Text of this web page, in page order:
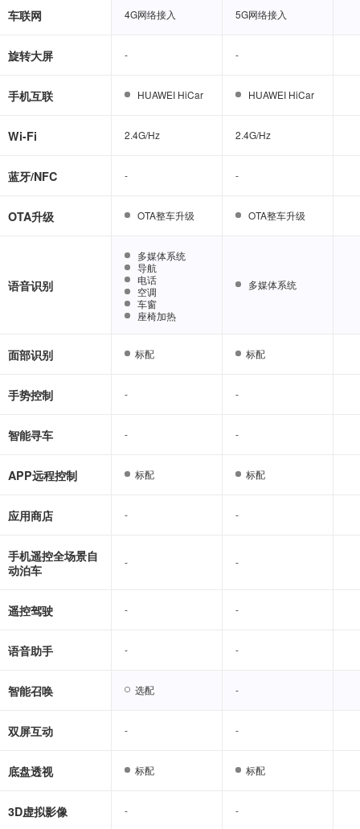
车联网 4G网络接入 5G网络接入
旋转大屏 - -
手机互联 HUAWEI HiCar HUAWEI HiCar
Wi-Fi 2.4G/Hz 2.4G/Hz
蓝牙/NFC - -
OTA升级 OTA整车升级 OTA整车升级
语音识别
多媒体系统
导航
电话
空调
车窗
座椅加热
多媒体系统
面部识别 标配 标配
手势控制 - -
智能寻车 - -
APP远程控制 标配 标配
应用商店 - -
手机遥控全场景自
动泊车
- -
遥控驾驶 - -
语音助手 - -
智能召唤 选配 -
双屏互动 - -
底盘透视 标配 标配
3D虚拟影像 - -
4G网络接入 5G网络接入
- -
HUAWEI HiCar HUAWEI HiCar
2.4G/Hz 2.4G/Hz
- -
OTA整车升级 OTA整车升级
多媒体系统
导航
电话
空调
车窗
座椅加热
多媒体系统
标配 标配
- -
- -
标配 标配
- -
- -
- -
- -
选配 -
- -
标配 标配
- -